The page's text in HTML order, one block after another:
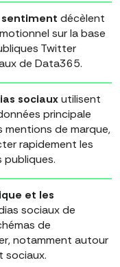
sentiment décèlent
sur la base
Twitter
de Data365.
sociauxutilisent
principale
mentions de marque,
rapidement les
et les
sociaux de
de
notamment autour
sociaux.